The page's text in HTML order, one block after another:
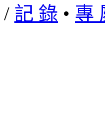
/ 記 錄 • 專